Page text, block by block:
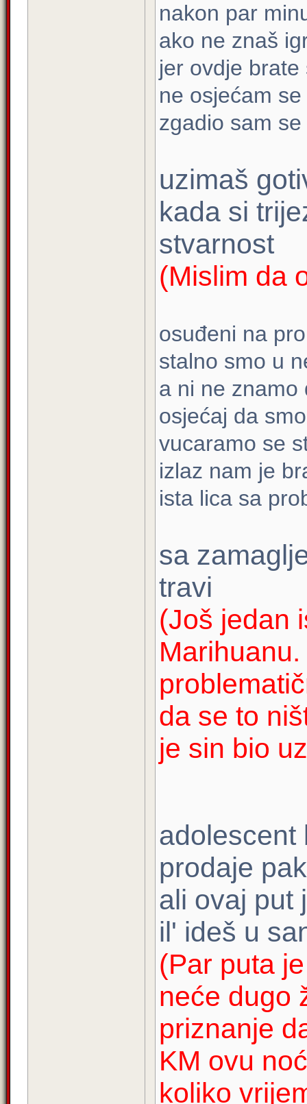
nakon par
ako ne znaš
jer ovdje
ne osjećam
zgadio sam
uzimaš
kada si
stvarnost
(Mislim da
osuđeni na
stalno smo u
a ni ne znamo
osjećaj da
vucaramo se
izlaz nam je
ista lica sa
sa
travi
(Još jedan
da se to
je sin bio
adolescent
prodaje
ali ovaj put
il' ideš u
(Par puta
neće dugo
priznanje
KM ovu
koliko